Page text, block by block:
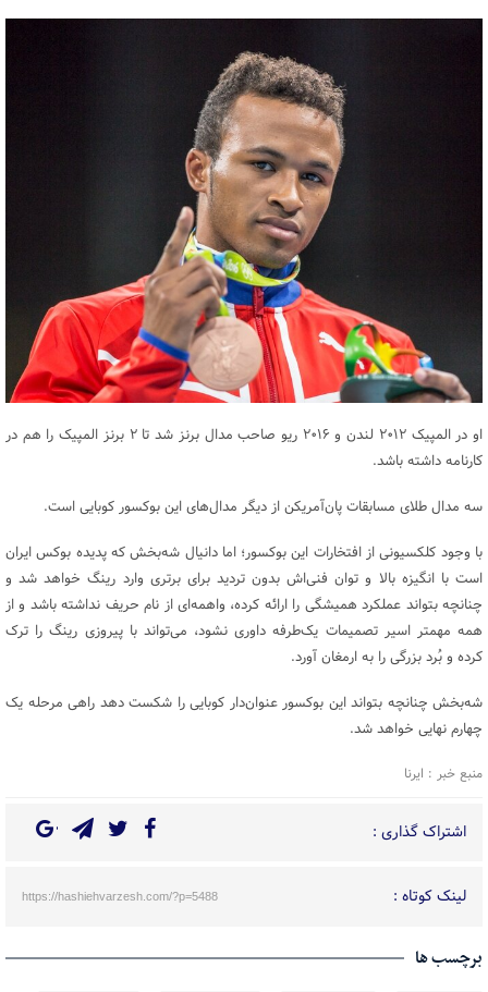
او در المپیک ۲۰۱۲ لندن و ۲۰۱۶ ریو صاحب مدال برنز شد تا ۲ برنز المپیک را هم در
کارنامه داشته باشد.
سه مدال طلای مسابقات پان‌آمریکن از دیگر مدال‌های این بوکسور کوبایی است.
با وجود کلکسیونی از افتخارات این بوکسور؛ اما دانیال شه‌بخش که پدیده بوکس ایران
است با انگیزه بالا و توان فنی‌اش بدون تردید برای برتری وارد رینگ خواهد شد و
چنانچه بتواند عملکرد همیشگی را ارائه کرده، واهمه‌ای از نام حریف نداشته باشد و از
همه مهمتر اسیر تصمیمات یک‌طرفه داوری نشود، می‌تواند با پیروزی رینگ را ترک
کرده و بُرد بزرگی را به ارمغان آورد.
شه‌بخش چنانچه بتواند این بوکسور عنوان‌دار کوبایی را شکست دهد راهی مرحله یک
چهارم نهایی خواهد شد.
منبع خبر : ایرنا
اشتراک گذاری :
لینک کوتاه : https://hashiehvarzesh.com/?p=5488
برچسب ها